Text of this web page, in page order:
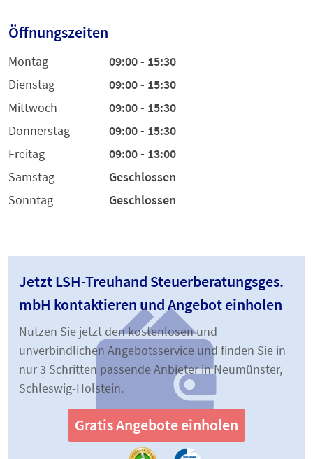
Öffnungszeiten
Montag
09:00 - 15:30
Dienstag
09:00 - 15:30
Mittwoch
09:00 - 15:30
Donnerstag
09:00 - 15:30
Freitag
09:00 - 13:00
Samstag
Geschlossen
Sonntag
Geschlossen
Jetzt LSH-Treuhand Steuerberatungsges.
mbH kontaktieren und Angebot einholen
Nutzen Sie jetzt den kostenlosen und
unverbindlichen Angebotsservice und finden Sie in
nur 3 Schritten passende Anbieter in Neumünster,
Schleswig-Holstein.
Gratis Angebote einholen